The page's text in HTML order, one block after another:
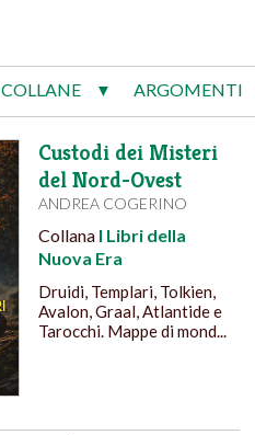
COLLANE ▼ ARGOMENTI
Custodi dei Misteri
del Nord-Ovest
ANDREA COGERINO
Collana I Libri della
Nuova Era
Druidi, Templari, Tolkien,
Avalon, Graal, Atlantide e
Tarocchi. Mappe di mond...